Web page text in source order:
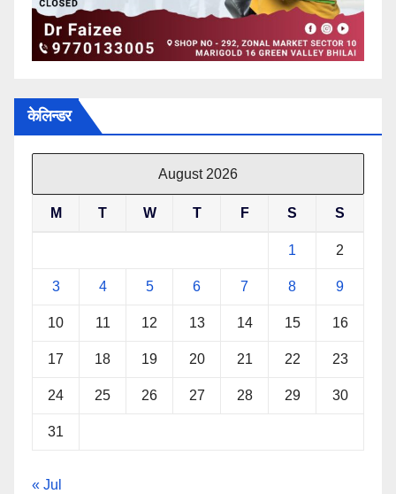
केलिन्डर
August 2026
M T W T F S S
1 2
3 4 5 6 7 8 9
10 11 12 13 14 15 16
17 18 19 20 21 22 23
24 25 26 27 28 29 30
31
« Jul